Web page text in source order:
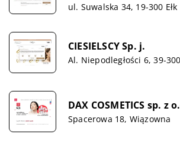
ul. Suwalska 34, 19-300 Ełk
CIESIELSCY Sp. j.
Al. Niepodległości 6, 39-
DAX COSMETICS sp. z
Spacerowa 18, Wiązowna